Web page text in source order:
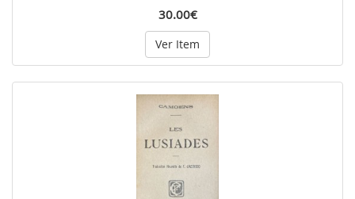
30.00€
Ver Item